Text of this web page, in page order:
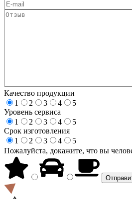
Качество продукции
1
2 3 4
5
Уровень сервиса
1
2 3 4
5
Срок изготовления
1
2 3 4
5
Пожалуйста, докажите, что вы